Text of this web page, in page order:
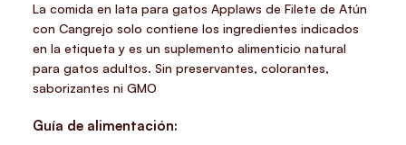
La comida en lata para gatos Applaws de Filete de Atún
con Cangrejo solo contiene los ingredientes indicados
en la etiqueta y es un suplemento alimenticio natural
para gatos adultos. Sin preservantes, colorantes,
saborizantes ni GMO
Guía de alimentación: